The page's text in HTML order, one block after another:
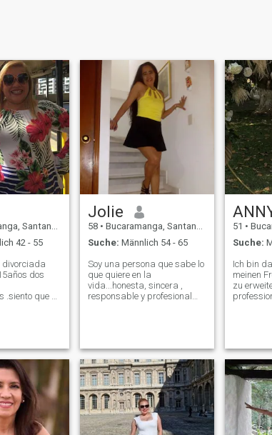
Kolumbien
42 - 55
divorciada
dos
.siento que es
sana
.me
Jolie
58 • Bucaramanga, Santander, Kolumbien
Suche: Männlich 54 - 65
Soy una persona que sabe lo
que quiere en la
vida...honesta, sincera ,
responsable y profesional
amigos. Quiero conocer una
persona especial
51 •
Suche:
Ich bin
meinen
zu
das der
kann. Ich
Arbeit,
Kampf
gutes
zu